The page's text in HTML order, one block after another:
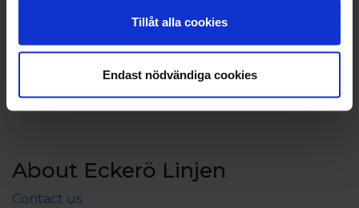
Tillåt alla cookies
Endast nödvändiga cookies
About Eckerö Linjen
Contact us